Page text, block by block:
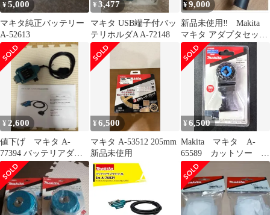
¥5,000
マキタ純正バッテリー
A-52613
¥3,477
マキタ USB端子付バッ
テリホルダA A-72148
¥9,000
新品未使用‼ Makita
マキタ アダプタセット
品 A-69076 18V×2
¥ 2,600
値下げ マキタ A-
77394 バッテリアダプ
タ 1.6m
¥6,500
マキタ A-53512 205mm
新品未使用
¥6,500
Makita マキタ A-
65589 カットソー
TMA061HM